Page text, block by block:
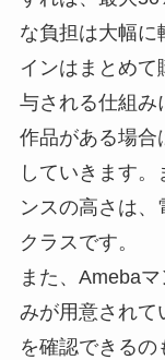
な負担は大幅に
インはまとめ
与される仕組み
作品がある場合
していきます
ンスの高さは
クラスです。
また、Ameba
みが用意されて
を確認できるの